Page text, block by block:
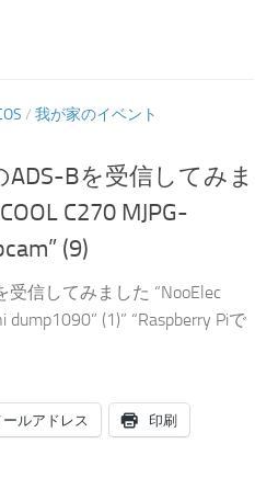
/ 我が家のイベント
ADS-Bを受信してみま
C270 MJPG-
(9)
受信してみました “NooElec
dump1090” (1)” “Raspberry Piで
ールアドレス 印刷